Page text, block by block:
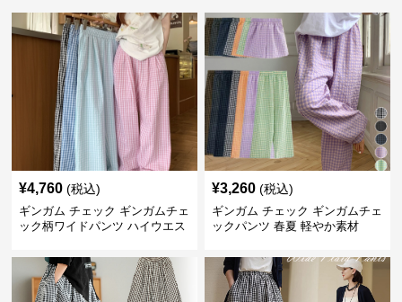
¥4,760 (税込)
ギンガム チェック ギンガムチェ
ック柄ワイドパンツ ハイウエス
¥3,260 (税込)
ギンガム チェック ギンガムチェ
ックパンツ 春夏 軽やか素材